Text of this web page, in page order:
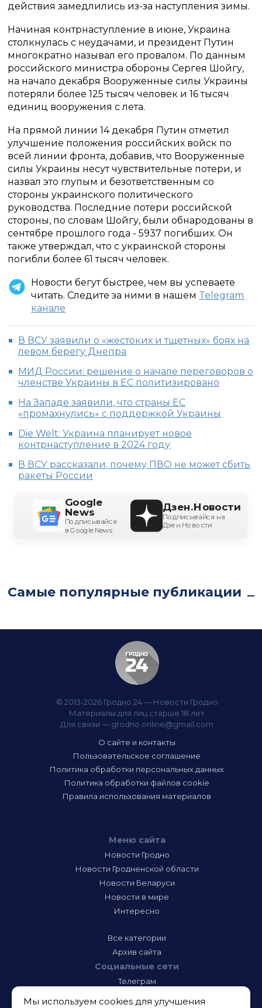
действия замедлились из-за наступления зимы.
Начиная контрнаступление в июне, Украина
столкнулась с неудачами, и президент Путин
многократно называл его провалом. По данным
российского министра обороны Сергея Шойгу,
на начало декабря Вооруженные силы Украины
потеряли более 125 тысяч человек и 16 тысяч
единиц вооружения с лета.
На прямой линии 14 декабря Путин отметил
улучшение положения российских войск по
всей линии фронта, добавив, что Вооруженные
силы Украины несут чувствительные потери, и
назвал это глупым и безответственным со
стороны украинского политического
руководства. Последние потери российской
стороны, по словам Шойгу, были обнародованы в
сентябре прошлого года - 5937 погибших. Он
также утверждал, что с украинской стороны
погибли более 61 тысяч человек.
Новости бегут быстрее, чем вы успеваете
читать. Следите за ними в нашем Telegram
канале
В ВСУ заявили о «жестоких и тщетных» боях на
левом берегу Днепра
МИД России: решение о начале переговоров о
членстве Украины в ЕС политизировано
На Западе заявили, что страны ЕС
«промахнулись» с поддержкой Украины
Die Welt: Украина планирует новое
контрнаступление в 2024 году
В ВСУ рассказали, почему ПВО не может сбить
ракеты России
Google
News
Подписывайся
в Google News
Дзен.Новости
Подписывайся на
Дзен.Новости
Самые популярные публикации
© 2013-2026 Гродно 24 — Новости Гродно
Материалы для лиц старше 18 лет
Для связи — grodno.online@gmail.com
О сайте и контакты
Пользовательское соглашение
Политика обработки персональных данных
Политика обработки файлов cookie
Правила использования материалов
Меню сайта
Новости Гродно
Новости Гродненской области
Новости Беларуси
Новости в мире
Интересно
Все категории
Архив сайта
Социальные сети
Телеграм
Инстаграм
Мы используем cookies для улучшения